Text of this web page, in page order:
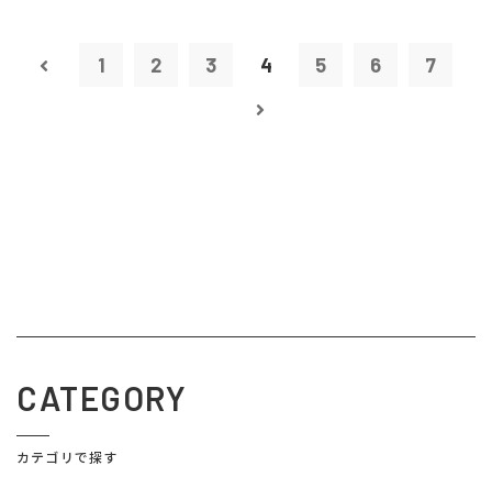
1 2 3 4 5 6 7
CATEGORY
カテゴリで探す